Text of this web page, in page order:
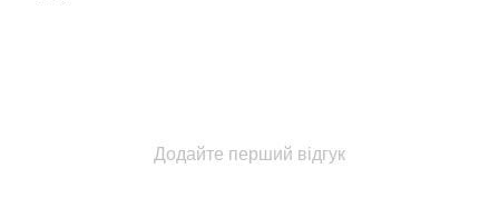
Додайте перший відгук